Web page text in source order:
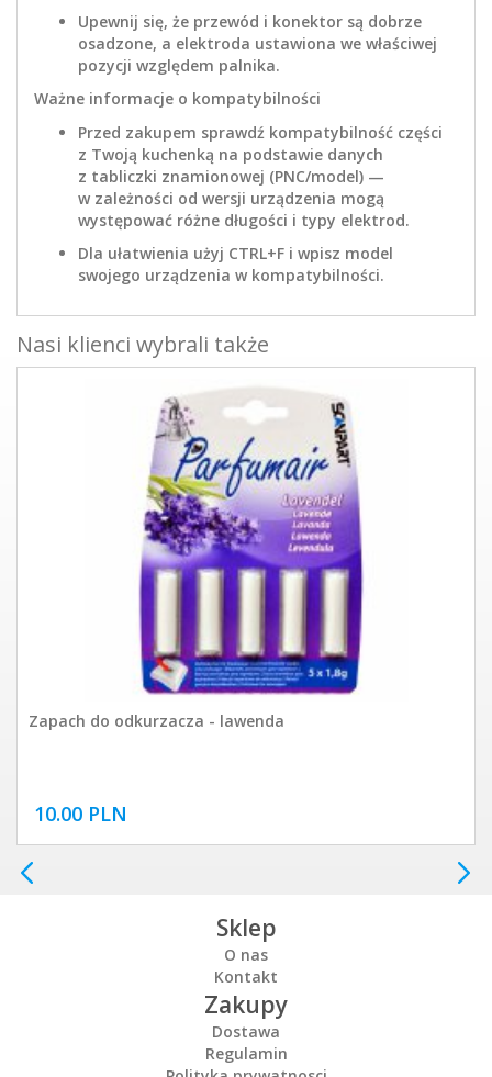
Upewnij się, że przewód i konektor są dobrze
osadzone, a elektroda ustawiona we właściwej
pozycji względem palnika.
Ważne informacje o kompatybilności
Przed zakupem sprawdź kompatybilność części
z Twoją kuchenką na podstawie danych
z tabliczki znamionowej (PNC/model) —
w zależności od wersji urządzenia mogą
występować różne długości i typy elektrod.
Dla ułatwienia użyj CTRL+F i wpisz model
swojego urządzenia w kompatybilności.
Nasi klienci wybrali także
Zapach do odkurzacza - lawenda
10.00 PLN
Sklep
O nas
Kontakt
Zakupy
Dostawa
Regulamin